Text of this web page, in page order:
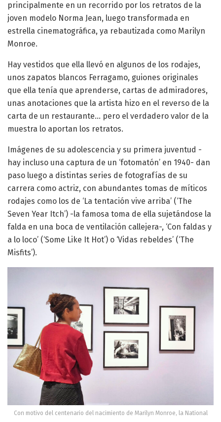
principalmente en un recorrido por los retratos de la
joven modelo Norma Jean, luego transformada en
estrella cinematográfica, ya rebautizada como Marilyn
Monroe.
Hay vestidos que ella llevó en algunos de los rodajes,
unos zapatos blancos Ferragamo, guiones originales
que ella tenía que aprenderse, cartas de admiradores,
unas anotaciones que la artista hizo en el reverso de la
carta de un restaurante… pero el verdadero valor de la
muestra lo aportan los retratos.
Imágenes de su adolescencia y su primera juventud -
hay incluso una captura de un ‘fotomatón’ en 1940- dan
paso luego a distintas series de fotografías de su
carrera como actriz, con abundantes tomas de míticos
rodajes como los de ‘La tentación vive arriba’ (‘The
Seven Year Itch’) -la famosa toma de ella sujetándose la
falda en una boca de ventilación callejera-, ‘Con faldas y
a lo loco’ (‘Some Like It Hot’) o ‘Vidas rebeldes’ (‘The
Misfits’).
Con motivo del centenario del nacimiento de Marilyn Monroe, la National